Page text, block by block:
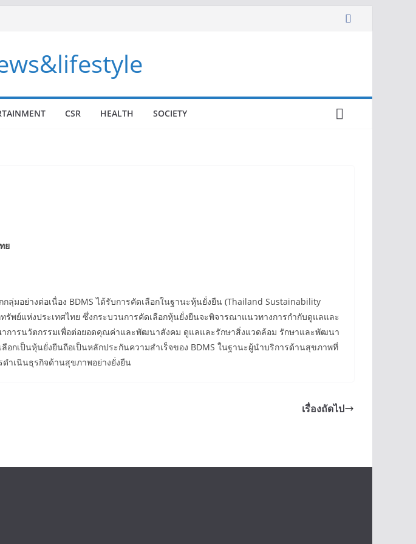
CSR HEALTH SOCIETY
ย
อย่างต่อเนื่อง BDMS ได้รับการคัดเลือกในฐานะหุ้นยั่งยืน (Thailand Sustainability
รัพย์แห่งประเทศไทย ซึ่งกระบวนการคัดเลือกหุ้นยั่งยืนจะพิจารณาแนวทางการกำกับดูแลและ
ารนวัตกรรมเพื่อต่อยอดคุณค่าและพัฒนาสังคม ดูแลและรักษาสิ่งแวดล้อม รักษาและพัฒนา
กเป็นหุ้นยั่งยืนถือเป็นหลักประกันความสำเร็จของ BDMS ในฐานะผู้นำบริการด้านสุขภาพที่
ำเนินธุรกิจด้านสุขภาพอย่างยั่งยืน
เรื่องถัดไป